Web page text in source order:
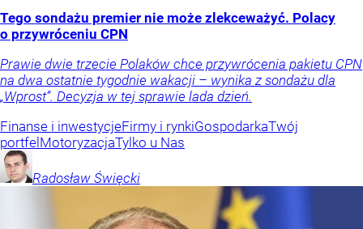
Tego sondażu premier nie może zlekceważyć. Polacy
o przywróceniu CPN
Prawie dwie trzecie Polaków chce przywrócenia pakietu CPN
na dwa ostatnie tygodnie wakacji – wynika z sondażu dla
„Wprost”. Decyzja w tej sprawie lada dzień.
Finanse i inwestycjeFirmy i rynkiGospodarkaTwój
portfel MotoryzacjaTylko u Nas
Radosław Święcki